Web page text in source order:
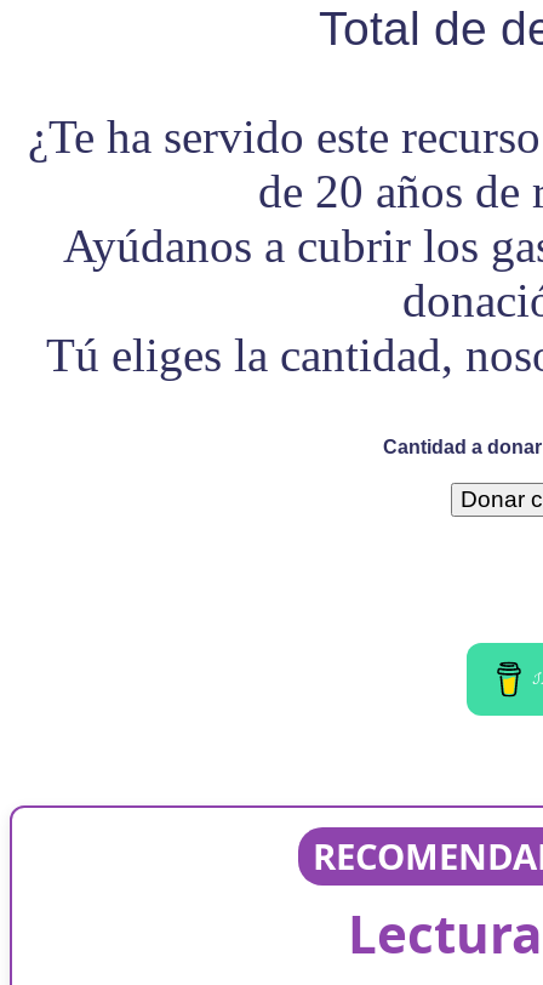
Total de
¿Te ha servido este
de 20 años
Ayúdanos a cubrir los
Tú eliges la cantidad,
Cantidad a